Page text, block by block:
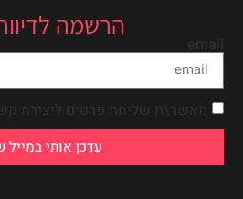
הרשמה
email
מאשר\ת שליחת פרטים ליצירת
עדכן אותי במייל